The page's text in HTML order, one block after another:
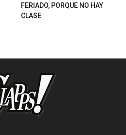
FERIADO, PORQUE NO HAY
CLASE